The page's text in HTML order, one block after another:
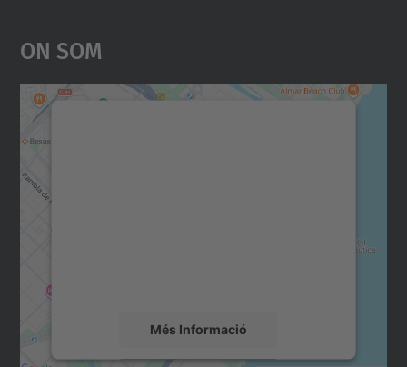
On Som
Més Informació